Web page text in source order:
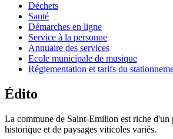
Déchets
Santé
Démarches en ligne
Service à la personne
Annuaire des services
Ecole municipale de musique
Réglementation et tarifs du
Édito
La commune de Saint-Emilion est riche d'un
historique et de paysages viticoles variés.